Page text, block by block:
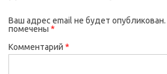
Ваш адрес email не будет опубликован.
помечены *
Комментарий *